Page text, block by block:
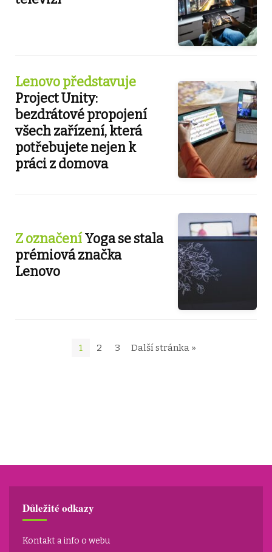
Lenovo představuje
Project Unity:
bezdrátové propojení
všech zařízení, která
potřebujete nejen k
práci z domova
Z označeníYoga se stala
prémiová značka
Lenovo
1 2 3 Další stránka »
Důležité odkazy
Kontakt a info o webu